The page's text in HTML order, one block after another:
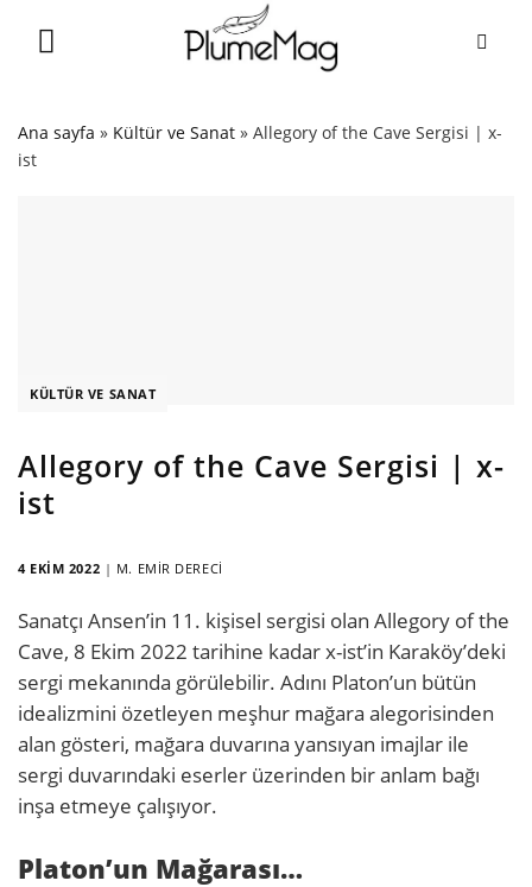
Ana sayfa » Kültür ve Sanat » Allegory of the Cave Sergisi | x-
ist
KÜLTÜR VE SANAT
Allegory of the Cave Sergisi | x-
ist
4 EKIM 2022 | M. EMIR DERECI
Sanatçı Ansen’in 11. kişisel sergisi olan Allegory of the
Cave, 8 Ekim 2022 tarihine kadar x-ist’in Karaköy’deki
sergi mekanında görülebilir. Adını Platon’un bütün
idealizmini özetleyen meşhur mağara alegorisinden
alan gösteri, mağara duvarına yansıyan imajlar ile
sergi duvarındaki eserler üzerinden bir anlam bağı
inşa etmeye çalışıyor.
Platon’un Mağarası…